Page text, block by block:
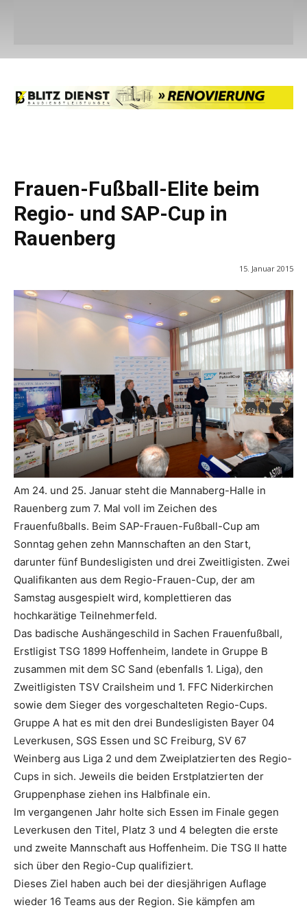
Frauen-Fußball-Elite beim
Regio- und SAP-Cup in
Rauenberg
15. Januar 2015
Am 24. und 25. Januar steht die Mannaberg-Halle in
Rauenberg zum 7. Mal voll im Zeichen des
Frauenfußballs. Beim SAP-Frauen-Fußball-Cup am
Sonntag gehen zehn Mannschaften an den Start,
darunter fünf Bundesligisten und drei Zweitligisten. Zwei
Qualifikanten aus dem Regio-Frauen-Cup, der am
Samstag ausgespielt wird, komplettieren das
hochkarätige Teilnehmerfeld.
Das badische Aushängeschild in Sachen Frauenfußball,
Erstligist TSG 1899 Hoffenheim, landete in Gruppe B
zusammen mit dem SC Sand (ebenfalls 1. Liga), den
Zweitligisten TSV Crailsheim und 1. FFC Niderkirchen
sowie dem Sieger des vorgeschalteten Regio-Cups.
Gruppe A hat es mit den drei Bundesligisten Bayer 04
Leverkusen, SGS Essen und SC Freiburg, SV 67
Weinberg aus Liga 2 und dem Zweiplatzierten des Regio-
Cups in sich. Jeweils die beiden Erstplatzierten der
Gruppenphase ziehen ins Halbfinale ein.
Im vergangenen Jahr holte sich Essen im Finale gegen
Leverkusen den Titel, Platz 3 und 4 belegten die erste
und zweite Mannschaft aus Hoffenheim. Die TSG II hatte
sich über den Regio-Cup qualifiziert.
Dieses Ziel haben auch bei der diesjährigen Auflage
wieder 16 Teams aus der Region. Sie kämpfen am